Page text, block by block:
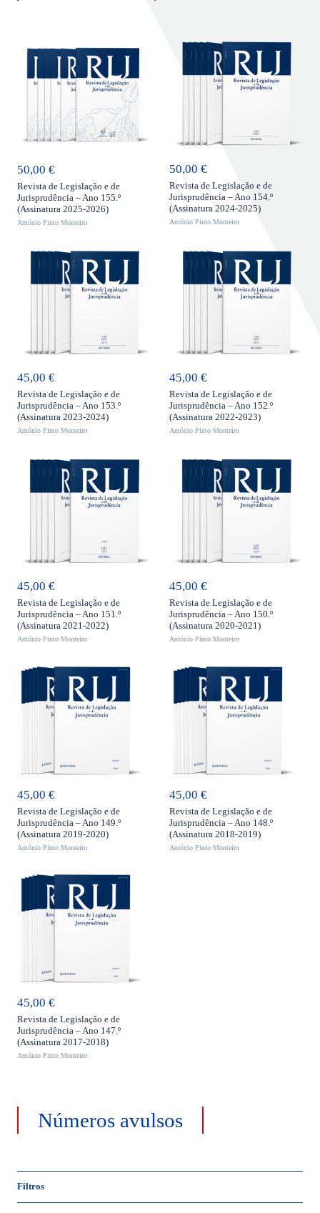
ADICIONAR
50,00 €
Revista de Legislação e de
Jurisprudência – Ano 155.º
(Assinatura 2025-2026)
António Pinto Monteiro
50,00 €
Revista de Legislação e de
Jurisprudência – Ano 154.º
(Assinatura 2024-2025)
António Pinto Monteiro
45,00 €
Revista de Legislação e de
Jurisprudência – Ano 153.º
(Assinatura 2023-2024)
António Pinto Monteiro
45,00 €
Revista de Legislação e de
Jurisprudência – Ano 152.º
(Assinatura 2022-2023)
António Pinto Monteiro
45,00 €
Revista de Legislação e de
Jurisprudência – Ano 151.º
(Assinatura 2021-2022)
António Pinto Monteiro
45,00 €
Revista de Legislação e de
Jurisprudência – Ano 150.º
(Assinatura 2020-2021)
António Pinto Monteiro
45,00 €
Revista de Legislação e de
Jurisprudência – Ano 149.º
(Assinatura 2019-2020)
António Pinto Monteiro
45,00 €
Revista de Legislação e de
Jurisprudência – Ano 148.º
(Assinatura 2018-2019)
António Pinto Monteiro
45,00 €
Revista de Legislação e de
Jurisprudência – Ano 147.º
(Assinatura 2017-2018)
António Pinto Monteiro
Números avulsos
Filtros